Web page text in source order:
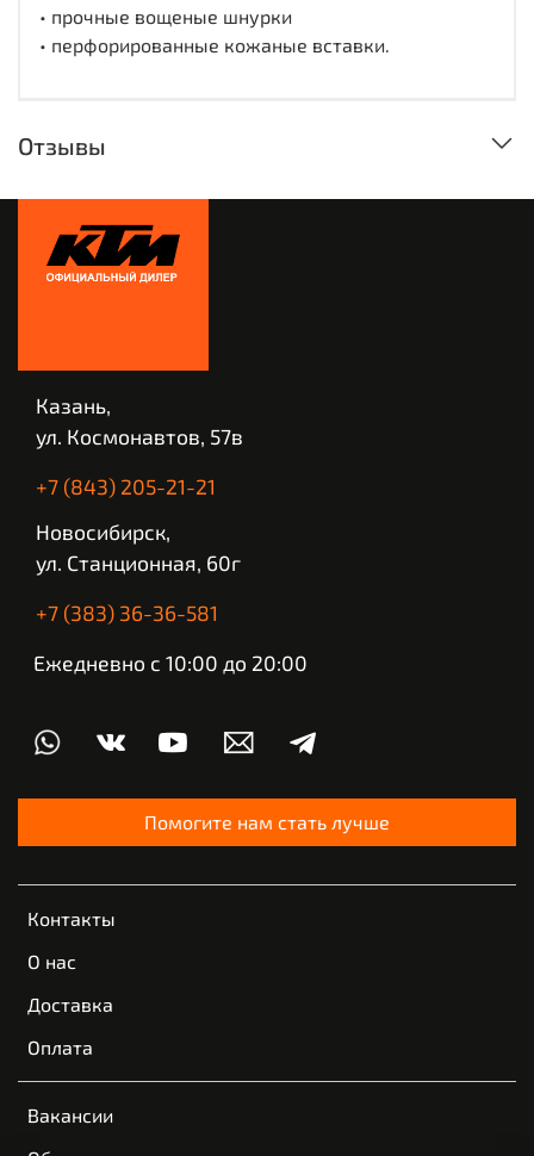
• прочные вощеные шнурки
• перфорированные кожаные вставки.
Отзывы
Контакты
О нас
Доставка
Оплата
Вакансии
Казань,
ул. Космонавтов, 57в
+7 (843) 205-21-21
Новосибирск,
ул. Станционная, 60г
+7 (383) 36-36-581
Ежедневно с 10:00 до 20:00
Помогите нам стать лучше